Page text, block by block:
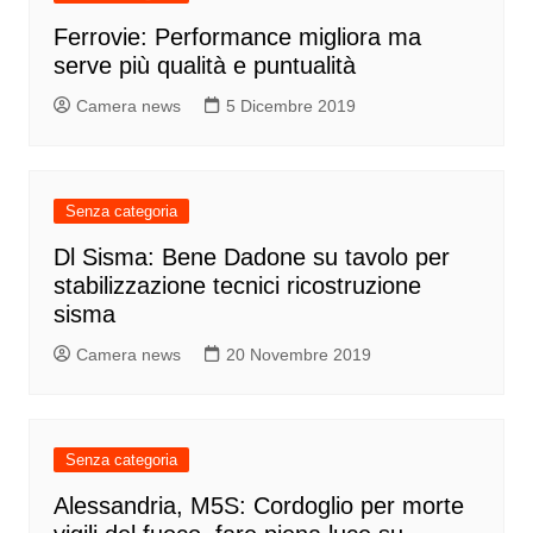
Ferrovie: Performance migliora ma
serve più qualità e puntualità
Camera news 5 Dicembre 2019
Senza categoria
Dl Sisma: Bene Dadone su tavolo per
stabilizzazione tecnici ricostruzione
sisma
Camera news 20 Novembre 2019
Senza categoria
Alessandria, M5S: Cordoglio per morte